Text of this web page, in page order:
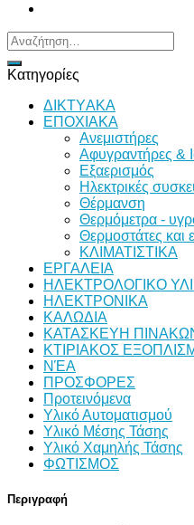
1
3
Zephyrus
ποσότητα
Αναζήτηση
για:
Κατηγορίες
ΔΙKTΥAKA
ΕΠΟΧΙΑΚΑ
Ανεμιστήρες
Αφυγραντήρες &
Εξαερισμός
Ηλεκτρικές
Θέρμανση
Θερμόμετρα -
Θερμοστάτες και
ΚΛΙΜΑΤΙΣΤΙΚΑ
ΕΡΓΑΛΕΙΑ
ΗΛΕΚΤΡΟΛΟΓΙΚΟ
ΗΛΕΚΤΡΟΝΙΚΑ
ΚΑΛΩΔΙΑ
ΚΑΤΑΣΚΕΥΗ
ΚΤΙΡΙΑΚΟΣ
ΝΈΑ
ΠΡΟΣΦΟΡΕΣ
Προτεινόμενα
Υλικό Αυτοματισμού
Υλικό Μέσης Τάσης
Υλικό Χαμηλής Τάσης
ΦΩΤΙΣΜΟΣ
Περιγραφή